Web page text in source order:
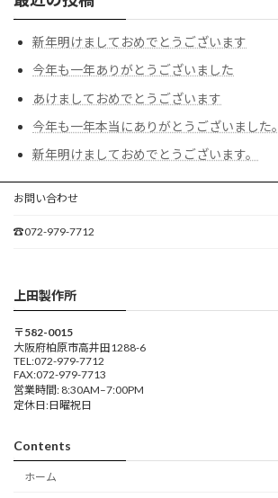
新年明けましておめでとうございます
今年も一年ありがとうございました
あけましておめでとうございます
今年も一年本当にありがとうございました。
新年明けましておめでとうございます。
お問い合わせ
☎072-979-7712
上田製作所
〒582-0015
大阪府柏原市高井田1288-6
TEL:072-979-7712
FAX:072-979-7713
営業時間: 8:30AM–7:00PM
定休日:日曜祝日
Contents
ホーム